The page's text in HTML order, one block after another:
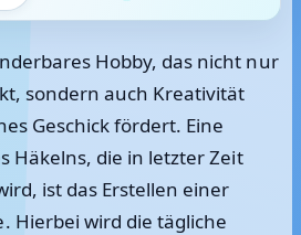
Hobby, das nicht nur
sondern auch Kreativität
Geschick fördert. Eine
Häkelns, die in letzter Zeit
ist das Erstellen einer
Hierbei wird die tägliche